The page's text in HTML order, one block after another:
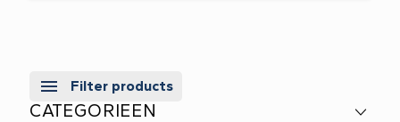
Filter products
CATEGORIEEN